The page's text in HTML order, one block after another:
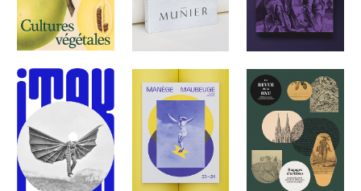
REVUE BNU 29
ITAK 2023
VINCENT MUNIER
MANÈGE
MAUBEUGE 23-24
SACRÉS ROIS
LA REVUE DE LA
BNU N°26